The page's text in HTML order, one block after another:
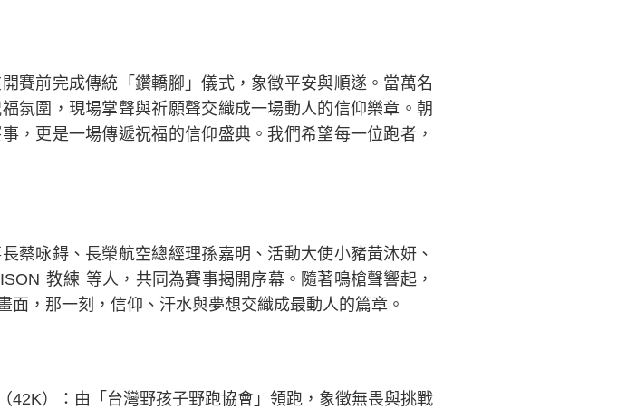
賽前完成傳統「鑽轎腳」儀式，象徵平安與順遂。當萬名
氛圍，現場掌聲與祈願聲交織成一場動人的信仰樂章。朝
，更是一場傳遞祝福的信仰盛典。我們希望每一位跑者，
蔡咏鍀、長榮航空總經理孫嘉明、活動大使小豬黃沐妍、
教練 等人，共同為賽事揭開序幕。隨著鳴槍聲響起，
，那一刻，信仰、汗水與夢想交織成最動人的篇章。
42K）：由「台灣野孩子野跑協會」領跑，象徵無畏與挑戰